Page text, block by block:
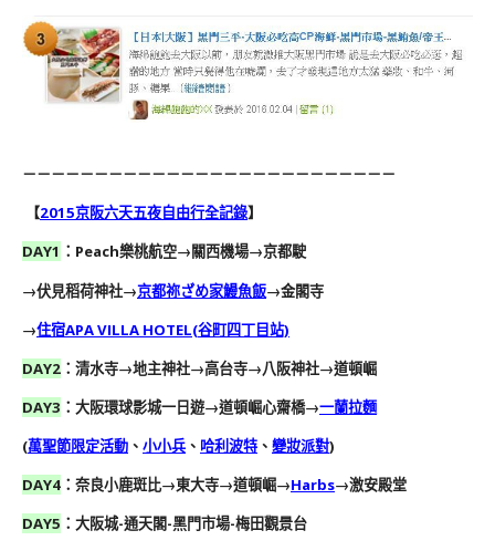
－－－－－－－－－－－－－－－－－－－－－－－－－－
【2015京阪六天五夜自由行全記錄】
DAY1 ：Peach樂桃航空→關西機場→京都駛
→伏見稻荷神社→京都祢ざめ家鰻魚飯→金閣寺
→住宿APA VILLA HOTEL(谷町四丁目站)
DAY2 ：清水寺→地主神社→高台寺→八阪神社→道頓崛
DAY3 ：大阪環球影城一日遊→道頓崛心齋橋→一蘭拉麵
(萬聖節限定活動 、 小小兵 、 哈利波特 、 變妝派對)
DAY4 ：奈良小鹿斑比→東大寺→道頓崛→Harbs→激安殿堂
DAY5 ：大阪城-通天閣-黑門市場-梅田觀景台